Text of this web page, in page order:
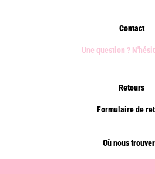
Contact
Une question ?
Retours
Formulaire de
Où nous